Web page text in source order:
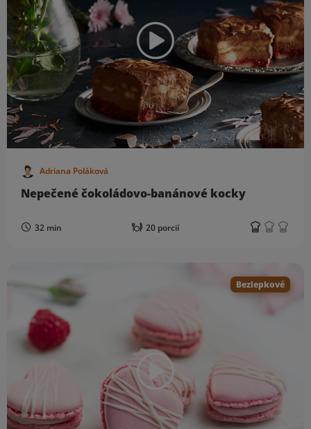
Adriana Poláková
Nepečené čokoládovo-banánové kocky
32 min 20 porcií
Bezlepkové